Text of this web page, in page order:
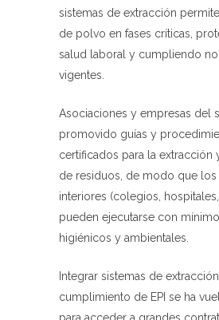
sistemas de extracción
de polvo en fases críticas,
salud laboral y cumpliendo
vigentes.
Asociaciones y empresas del
promovido guías y
certificados para la extracción
de residuos, de modo que los
interiores (colegios,
pueden ejecutarse con
higiénicos y ambientales.
Integrar sistemas de
cumplimiento de EPI se ha